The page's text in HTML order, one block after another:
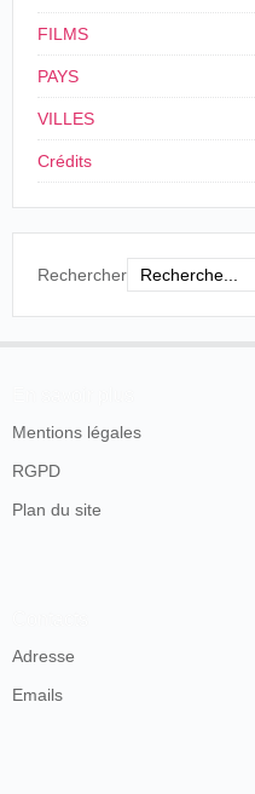
FILMS
PAYS
VILLES
Crédits
Rechercher
Mentions légales
RGPD
Plan du site
Adresse
Emails